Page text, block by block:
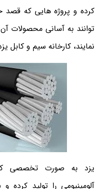
کرده و پروژه هایی که قصد
توانند به آسانی محصولات
نمایند، کارخانه سیم و کابل
یزد به صورت تخصصی
آلومینیومی را تولید کرده